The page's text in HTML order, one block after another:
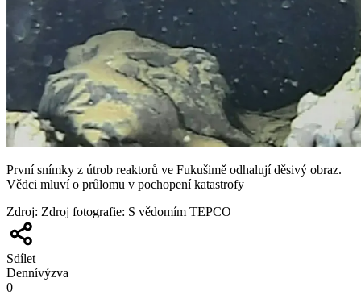
První snímky z útrob reaktorů ve Fukušimě odhalují děsivý obraz.
Vědci mluví o průlomu v pochopení katastrofy
Zdroj: Zdroj fotografie: S vědomím TEPCO
Sdílet
Dennívýzva
0